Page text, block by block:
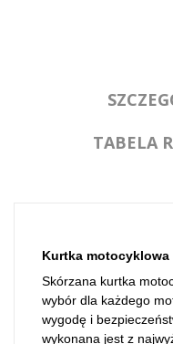
TABELA
Kurtka motocyklowa
Skórzana kurtka
wybór dla każdego
wygodę i
wykonana jest z